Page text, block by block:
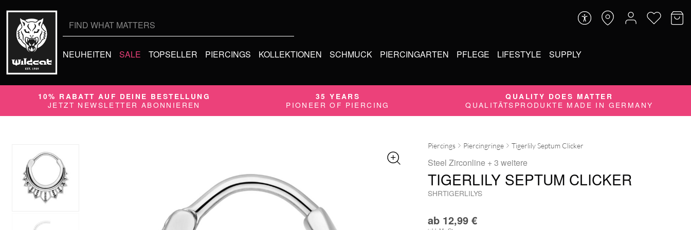
NEUHEITEN SALE TOPSELLER PIERCINGS KOLLEKTIONEN SCHMUCK PIERCINGARTEN PFLEGE LIFESTYLE SUPPLY
10% RABATT AUF DEINE BESTELLUNG
JETZT NEWSLETTER ABONNIEREN
35 YEARS
PIONEER OF PIERCING
QUALITY DOES MATTER
QUALITÄTSPRODUKTE MADE IN GERMANY
Piercings Piercingringe Tigerlily Septum Clicker
Steel Zirconline + 3 weitere
TIGERLILY SEPTUM CLICKER
SHRTIGERLILYS
ab 12,99 €